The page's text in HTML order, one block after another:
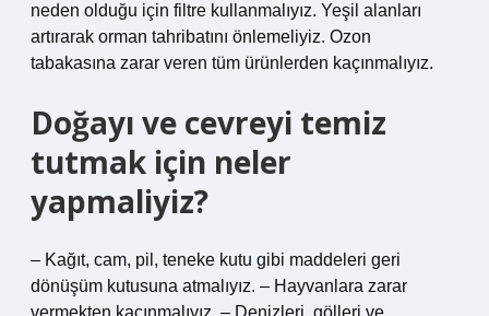
neden olduğu için filtre kullanmalıyız. Yeşil alanları
artırarak orman tahribatını önlemeliyiz. Ozon
tabakasına zarar veren tüm ürünlerden kaçınmalıyız.
Doğayı ve cevreyi temiz
tutmak için neler
yapmaliyiz?
– Kağıt, cam, pil, teneke kutu gibi maddeleri geri
dönüşüm kutusuna atmalıyız. – Hayvanlara zarar
vermekten kaçınmalıyız. – Denizleri, gölleri ve